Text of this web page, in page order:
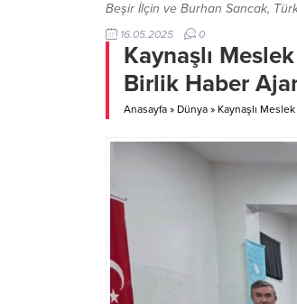
Beşir İlçin ve Burhan Sancak,
futbolunun önemli isimlerini bir
getiren özel bir buluşmaya ev
yaptı. Etkinlikte, Türk futbolunun
teknik direktörlerinden Yılmaz
Galatasaray’ın unutulmaz golcüsü
Mehmet Gönülaçar ağırlandı.
16.05.2025 0
Kaynaşlı
Birlik Haber
Anasayfa » Dünya » Kaynaşlı